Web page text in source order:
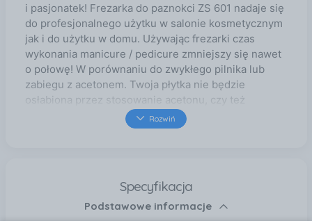
i pasjonatek! Frezarka do paznokci ZS 601 nadaje się
do profesjonalnego użytku w salonie kosmetycznym
jak i do użytku w domu. Używając frezarki czas
wykonania manicure / pedicure zmniejszy się nawet
o połowę! W porównaniu do zwykłego pilnika lub
zabiegu z acetonem. Twoja płytka nie będzie
osłabiona przez stosowanie acetonu, czy też
nadmiernego piłowania. Frezarka umożliwia również
w szybki sposób skrócić przedłużone paznokcie.
STEROWANIA – możliwość obsługi pedałem jak i z
panelu – wystarczy za pomocą przełącznika wybrać
Rozwiń
Specyfikacja
Podstawowe informacje